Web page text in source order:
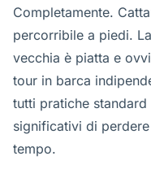
Completamente.
percorribile a piedi.
vecchia è piatta e
tour in barca
tutti pratiche
significativi di
tempo.